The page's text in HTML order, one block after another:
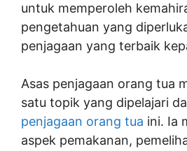
untuk memperoleh
pengetahuan yang
penjagaan yang terbaik
Asas penjagaan orang tua
satu topik yang dipelajari
penjagaan orang tua ini. Ia
aspek pemakanan,